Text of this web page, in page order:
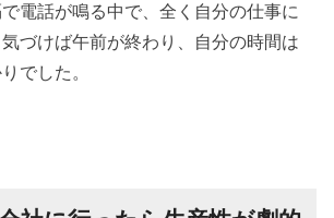
電話が鳴る中で、全く自分の仕事に
づけば午前が終わり、自分の時間は
でした。